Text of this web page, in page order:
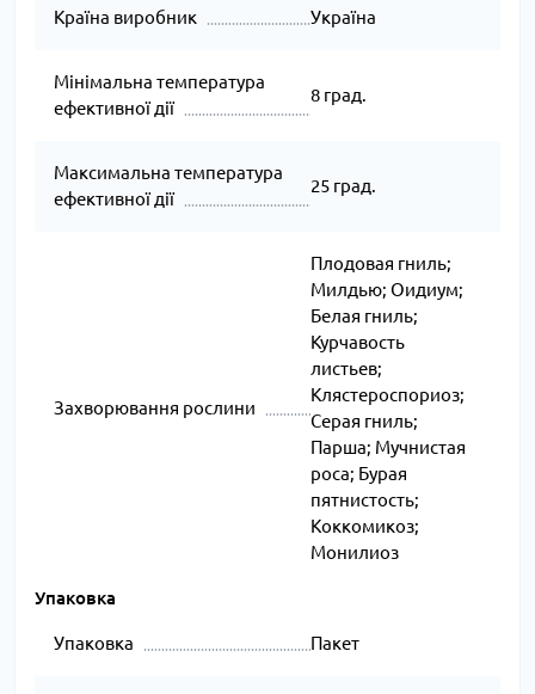
Країна виробник Україна
Мінімальна температура
ефективної дії
8 град.
Максимальна температура
ефективної дії
25 град.
Захворювання рослини
Плодовая гниль;
Милдью; Оидиум;
Белая гниль;
Курчавость
листьев;
Клястероспориоз;
Серая гниль;
Парша; Муч­нис­тая
ро­са; Бурая
пятнистость;
Коккомикоз;
Монилиоз
Упаковка
Упаковка Пакет